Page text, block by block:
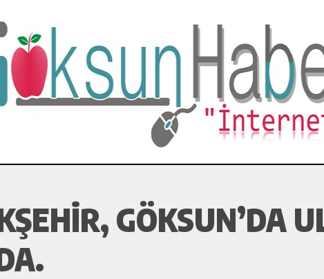
Komutanı Karakaya’dan Başkan Cüce’ye Veda Ziyareti.
Yeni Köprüsünde Sona Doğru.
GÖKSUN’DA